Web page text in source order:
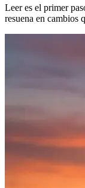
Leer es el primer
resuena en cambios